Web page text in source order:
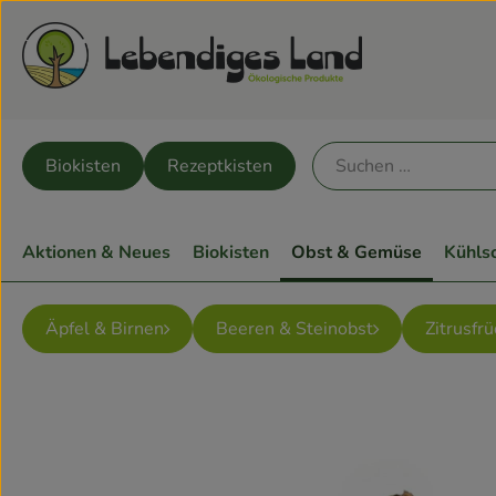
Biokisten Rezeptkisten
Aktionen & Neues Biokisten Obst & Gemüse
Äpfel & Birnen Beeren & Steinobst